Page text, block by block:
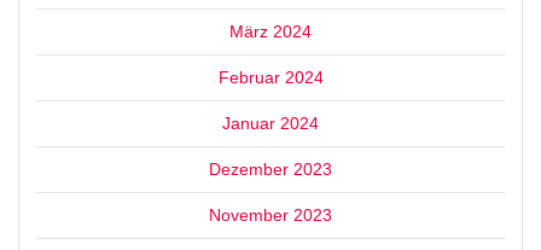
März 2024
Februar 2024
Januar 2024
Dezember 2023
November 2023